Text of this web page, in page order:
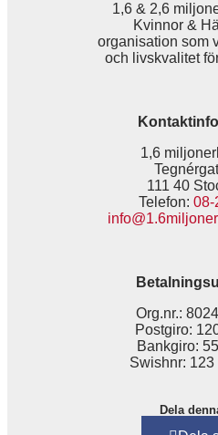
1,6 & 2,6
Kvinnor &
organisation som
och livskvalitet
1,6
111 40
Telefon: 08-
Org.nr.:
Postgiro:
Bankgiro:
Swishnr:
Dela